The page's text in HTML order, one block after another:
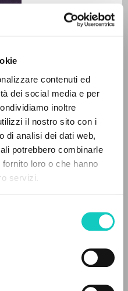
contenuti ed
dei social media e per
inoltre
il nostro sito con i
di analisi dei dati web,
potrebbero combinarle
loro o che hanno
servizi.
TROVATI